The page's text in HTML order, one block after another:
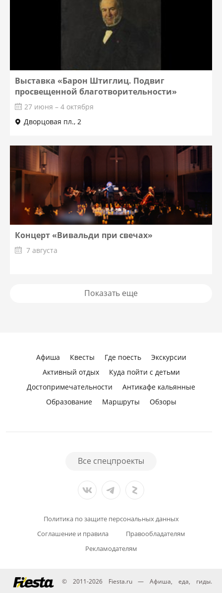
Выставка «Барон Штиглиц. Подвиг
просвещенной благотворительности»
27 июня – 4 октября
Дворцовая пл., 2
Концерт «Вивальди при свечах»
7 августа
Показать еще
Афиша Квесты Где поесть
Экскурсии
Активный отдых
Куда пойти с детьми
Достопримечательности
Антикафе кальянные
Образование
Маршруты Обзоры
Все спецпроекты
Политика по защите персональных данных
Соглашение и правила
Правообладателям
Рекламодателям
© 2011-2026 Fiesta.ru — Афиша, еда, гиды.